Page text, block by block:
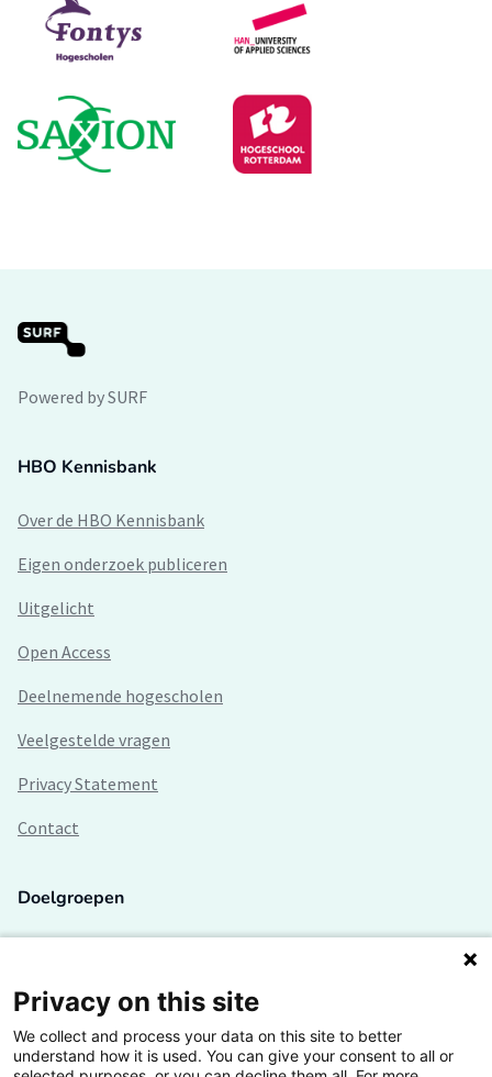
Powered by SURF
HBO Kennisbank
Over de HBO Kennisbank
Eigen onderzoek publiceren
Uitgelicht
Open Access
Deelnemende hogescholen
Veelgestelde vragen
Privacy Statement
Contact
Doelgroepen
Lectoren en onderzoekers
Bedrijven
Privacy on this site
We collect and process your data on this site to better
understand how it is used. You can give your consent to all or